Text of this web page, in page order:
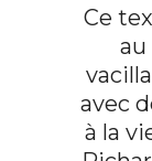
Ce
avec
à la